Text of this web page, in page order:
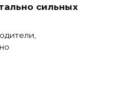
сильных